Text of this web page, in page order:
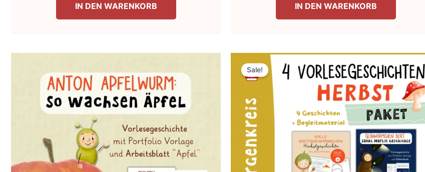
IN DEN WARENKORB IN DEN WARENKORB
Sale!